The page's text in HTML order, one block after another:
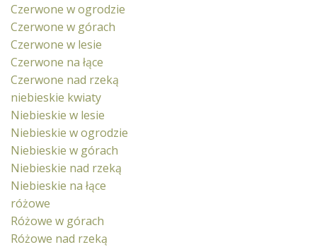
Czerwone w ogrodzie
Czerwone w górach
Czerwone w lesie
Czerwone na łące
Czerwone nad rzeką
niebieskie kwiaty
Niebieskie w lesie
Niebieskie w ogrodzie
Niebieskie w górach
Niebieskie nad rzeką
Niebieskie na łące
różowe
Różowe w górach
Różowe nad rzeką